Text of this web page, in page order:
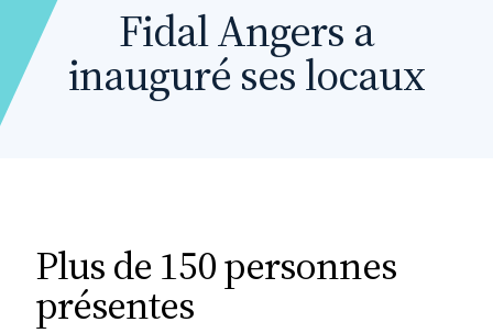
Fidal Angers a
inauguré ses locaux
Plus de 150 personnes
présentes